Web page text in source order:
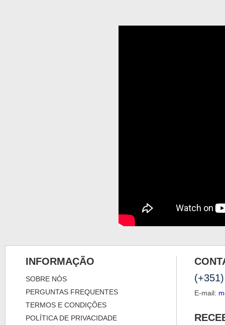
INFORMAÇÃO
SOBRE NÓS
PERGUNTAS FREQUENTES
TERMOS E CONDIÇÕES
POLÍTICA DE PRIVACIDADE
E-mail: